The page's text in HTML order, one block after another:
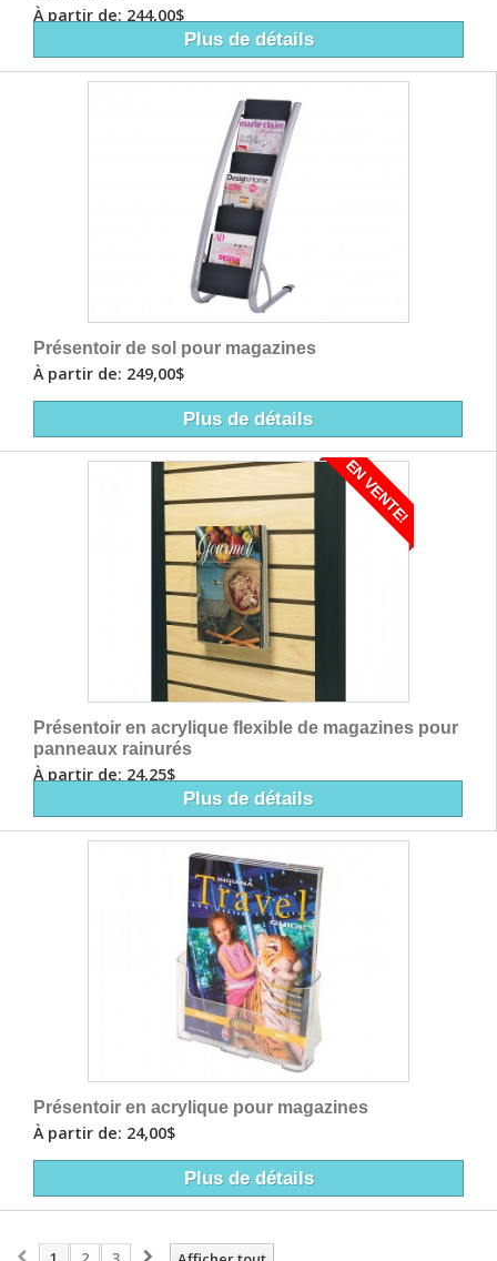
À partir de: 244,00$
Plus de détails
Présentoir de sol pour magazines
À partir de: 249,00$
Plus de détails
EN VENTE!
Présentoir en acrylique flexible de magazines pour
panneaux rainurés
À partir de: 24,25$
Plus de détails
Présentoir en acrylique pour magazines
À partir de: 24,00$
Plus de détails